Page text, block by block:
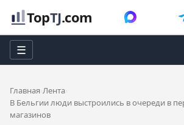
TopTJ.com
☰
Главная Лента
В Бельгии люди выстроились в очереди в
магазинов